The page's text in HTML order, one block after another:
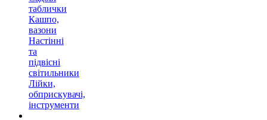
таблички
Кашпо,
вазони
Настінні
та
підвісні
світильники
Лійки,
обприскувачі,
інструменти